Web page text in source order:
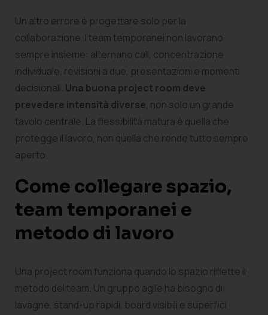
Un altro errore è progettare solo per la
collaborazione. I team temporanei non lavorano
sempre insieme: alternano call, concentrazione
individuale, revisioni a due, presentazioni e momenti
decisionali. Una buona project room deve
prevedere intensità diverse, non solo un grande
tavolo centrale. La flessibilità matura è quella che
protegge il lavoro, non quella che rende tutto sempre
aperto.
Come collegare spazio,
team temporanei e
metodo di lavoro
Una project room funziona quando lo spazio riflette il
metodo del team. Un gruppo agile ha bisogno di
lavagne, stand-up rapidi, board visibili e superfici